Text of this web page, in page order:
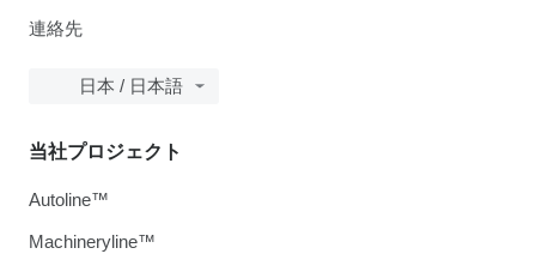
連絡先
日本 / 日本語
当社プロジェクト
Autoline™
Machineryline™